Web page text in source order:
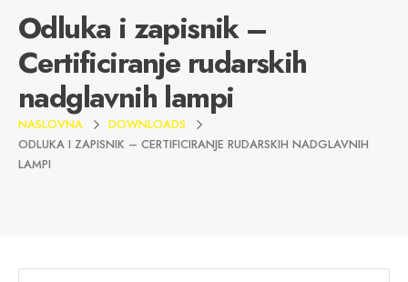
Odluka i zapisnik –
Certificiranje rudarskih
nadglavnih lampi
NASLOVNA
DOWNLOADS
ODLUKA I ZAPISNIK – CERTIFICIRANJE RUDARSKIH NADGLAVNIH
LAMPI